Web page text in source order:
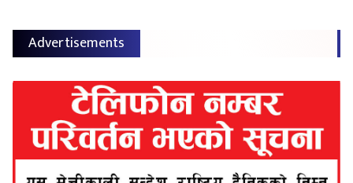
Advertisements